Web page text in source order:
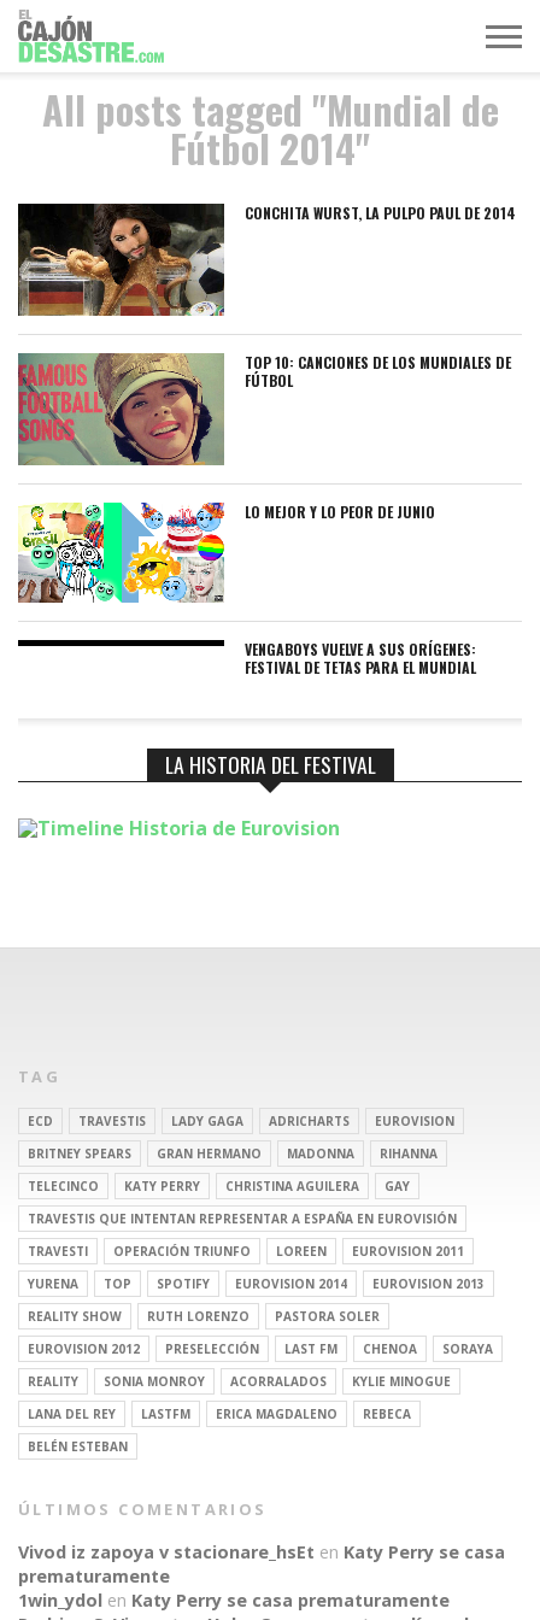
MÚSICA
TELEVISIÓN
POLÍTICA
ACTUALIDAD
EUROVISIÓN
All posts tagged "Mundial de
Fútbol 2014"
CONCHITA WURST, LA PULPO PAUL DE 2014
TOP 10: CANCIONES DE LOS MUNDIALES DE
FÚTBOL
LO MEJOR Y LO PEOR DE JUNIO
VENGABOYS VUELVE A SUS ORÍGENES:
FESTIVAL DE TETAS PARA EL MUNDIAL
LA HISTORIA DEL FESTIVAL
TAG
ECD TRAVESTIS LADY GAGA ADRICHARTS
EUROVISION
BRITNEY SPEARS
GRAN HERMANO MADONNA
RIHANNA
TELECINCO
KATY PERRY CHRISTINA AGUILERA
GAY
TRAVESTIS QUE INTENTAN REPRESENTAR A ESPAÑA EN EUROVISIÓN
TRAVESTI
OPERACIÓN TRIUNFO LOREEN
EUROVISION 2011
YURENA
TOP SPOTIFY EUROVISION 2014
EUROVISION 2013
REALITY SHOW
RUTH LORENZO
PASTORA SOLER
EUROVISION 2012
PRESELECCIÓN LAST FM CHENOA
SORAYA
REALITY
SONIA MONROY ACORRALADOS
KYLIE MINOGUE
LANA DEL REY
LASTFM ERICA MAGDALENO
REBECA
BELÉN ESTEBAN
ÚLTIMOS COMENTARIOS
Vivod iz zapoya v stacionare_hsEt en Katy Perry se casa
prematuramente
1win_ydol en Katy Perry se casa prematuramente